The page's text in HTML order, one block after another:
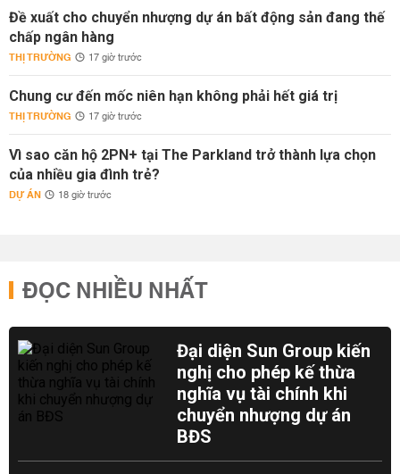
Đề xuất cho chuyển nhượng dự án bất động sản đang thế
chấp ngân hàng
THỊ TRƯỜNG 17 giờ trước
Chung cư đến mốc niên hạn không phải hết giá trị
THỊ TRƯỜNG 17 giờ trước
Vì sao căn hộ 2PN+ tại The Parkland trở thành lựa chọn
của nhiều gia đình trẻ?
DỰ ÁN 18 giờ trước
ĐỌC NHIỀU NHẤT
Đại diện Sun Group kiến
nghị cho phép kế thừa
nghĩa vụ tài chính khi
chuyển nhượng dự án
BĐS